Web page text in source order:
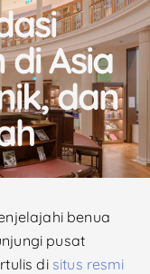
Asia
dan
benua
pusat
di situs resmi